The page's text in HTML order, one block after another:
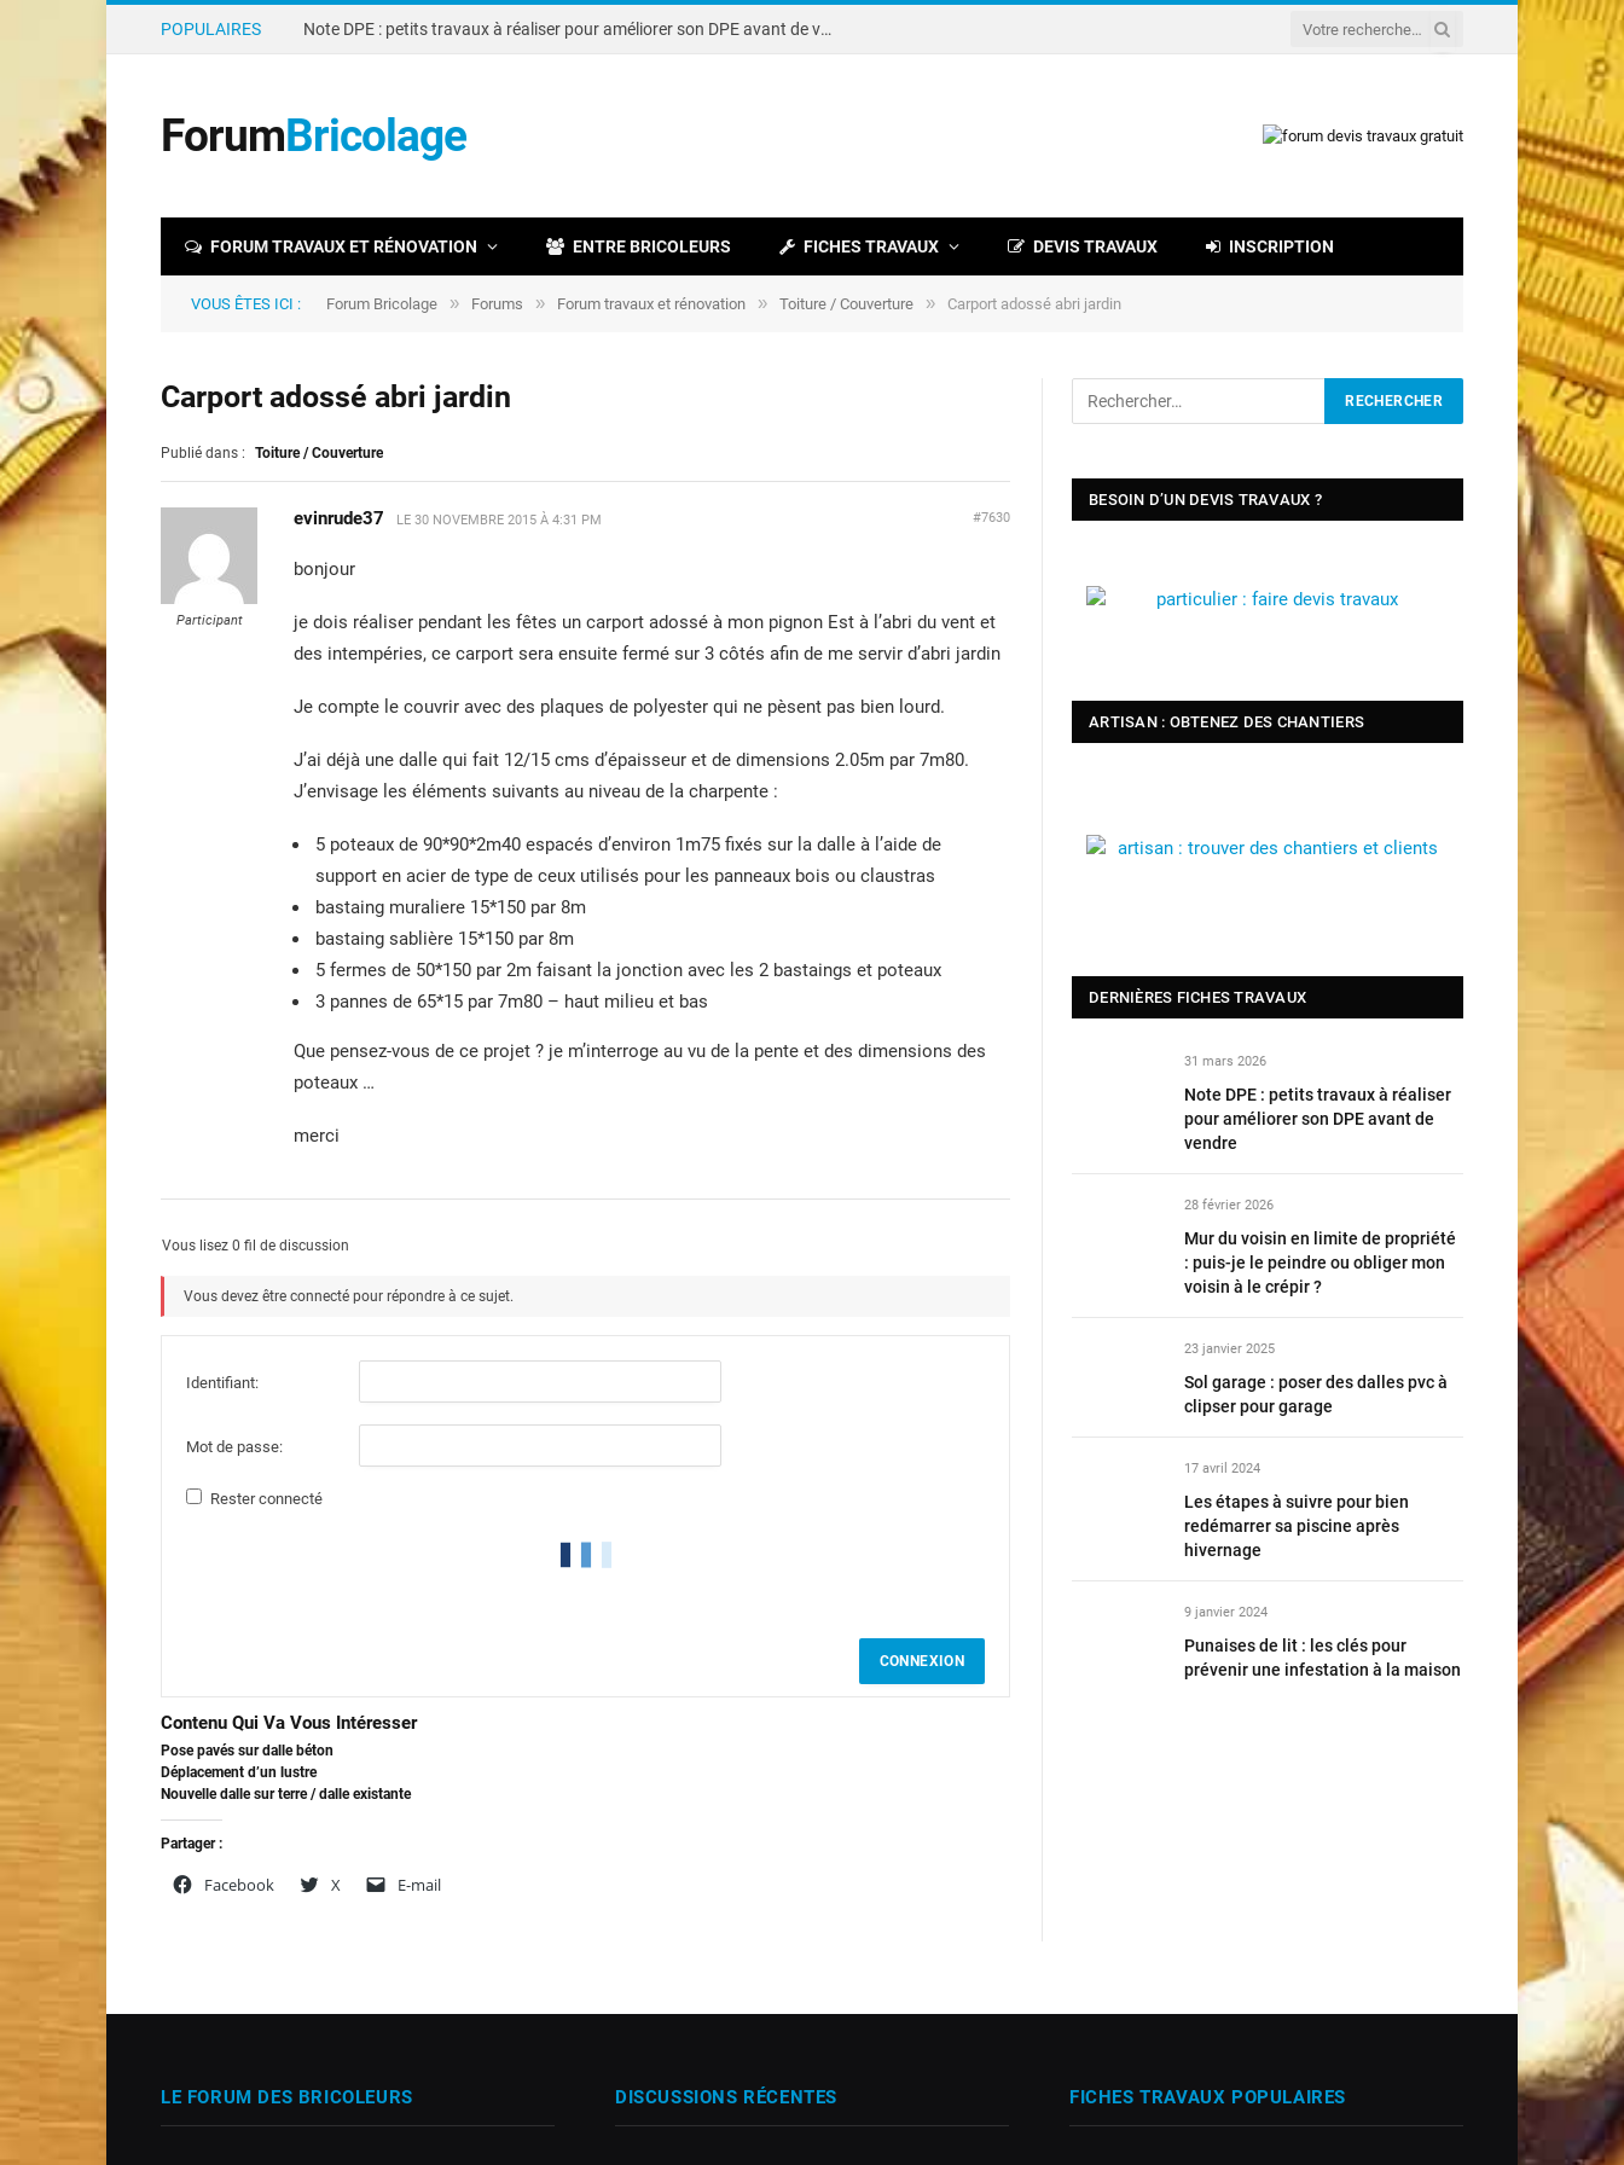
POPULAIRES Note DPE : petits travaux à réaliser pour améliorer son DPE avant de vendre
ForumBricolage
FORUM TRAVAUX ET RÉNOVATION ENTRE BRICOLEURS FICHES TRAVAUX DEVIS TRAVAUX INSCRIPTION
VOUS ÊTES ICI : Forum Bricolage » Forums » Forum travaux et rénovation » Toiture / Couverture » Carport adossé abri jardin
Carport adossé abri jardin
Publié dans : Toiture / Couverture
Participant
evinrude37 LE 30 NOVEMBRE 2015 À 4:31 PM #7630
bonjour
je dois réaliser pendant les fêtes un carport adossé à mon pignon Est à l’abri du vent et
des intempéries, ce carport sera ensuite fermé sur 3 côtés afin de me servir d’abri jardin
Je compte le couvrir avec des plaques de polyester qui ne pèsent pas bien lourd.
J’ai déjà une dalle qui fait 12/15 cms d’épaisseur et de dimensions 2.05m par 7m80.
J’envisage les éléments suivants au niveau de la charpente :
5 poteaux de 90*90*2m40 espacés d’environ 1m75 fixés sur la dalle à l’aide de
support en acier de type de ceux utilisés pour les panneaux bois ou claustras
bastaing muraliere 15*150 par 8m
bastaing sablière 15*150 par 8m
5 fermes de 50*150 par 2m faisant la jonction avec les 2 bastaings et poteaux
3 pannes de 65*15 par 7m80 – haut milieu et bas
Que pensez-vous de ce projet ? je m’interroge au vu de la pente et des dimensions des
poteaux …
merci
Vous lisez 0 fil de discussion
Vous devez être connecté pour répondre à ce sujet.
Identifiant:
Mot de passe:
Rester connecté
CONNEXION
Contenu Qui Va Vous Intéresser
Pose pavés sur dalle béton
Déplacement d’un lustre
Nouvelle dalle sur terre / dalle existante
Partager :
Facebook X E-mail
BESOIN D’UN DEVIS TRAVAUX ?
ARTISAN : OBTENEZ DES CHANTIERS
DERNIÈRES FICHES TRAVAUX
31 mars 2026
Note DPE : petits travaux à réaliser
pour améliorer son DPE avant de
vendre
28 février 2026
Mur du voisin en limite de propriété
: puis-je le peindre ou obliger mon
voisin à le crépir ?
23 janvier 2025
Sol garage : poser des dalles pvc à
clipser pour garage
17 avril 2024
Les étapes à suivre pour bien
redémarrer sa piscine après
hivernage
9 janvier 2024
Punaises de lit : les clés pour
prévenir une infestation à la maison
LE FORUM DES BRICOLEURS DISCUSSIONS RÉCENTES FICHES TRAVAUX POPULAIRES